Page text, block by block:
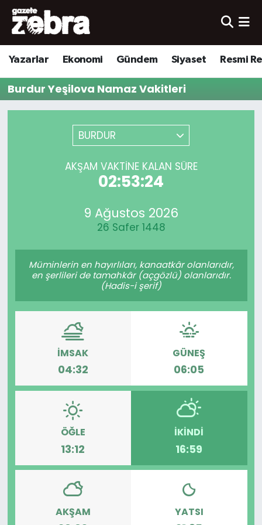
Yazarlar Ekonomi Gündem Siyaset Resmi
Burdur Yeşilova Namaz Vakitleri
BURDUR
AKŞAM VAKTINE KALAN SÜRE
02:53:24
9 Ağustos 2026
26 Safer 1448
Müminlerin en hayırlıları, kanaatkâr olanlarıdır,
en şerlileri de tamahkâr (açgözlü) olanlarıdır.
(Hadis-i şerif)
İMSAK
04:32
GÜNEŞ
06:05
ÖĞLE
13:12
İKINDI
16:59
AKŞAM YATSI
Yazarlar
Ekonomi
Kültür-Sanat
Nöbetçi Eczaneler
Hava Durumu
Trafik Durumu
Süper Lig Puan Durumu ve Fikstür
Tüm Manşetler